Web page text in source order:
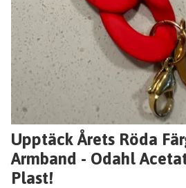
Upptäck Årets Röda
Armband - Odahl
Plast!